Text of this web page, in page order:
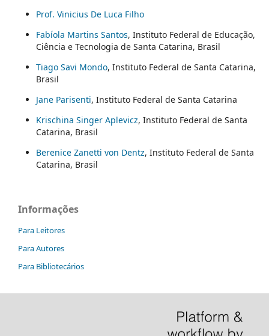
Prof. Vinicius De Luca Filho
Fabíola Martins Santos, Instituto Federal de Educação,
Ciência e Tecnologia de Santa Catarina, Brasil
Tiago Savi Mondo, Instituto Federal de Santa Catarina,
Brasil
Jane Parisenti, Instituto Federal de Santa Catarina
Krischina Singer Aplevicz, Instituto Federal de Santa
Catarina, Brasil
Berenice Zanetti von Dentz, Instituto Federal de Santa
Catarina, Brasil
Informações
Para Leitores
Para Autores
Para Bibliotecários